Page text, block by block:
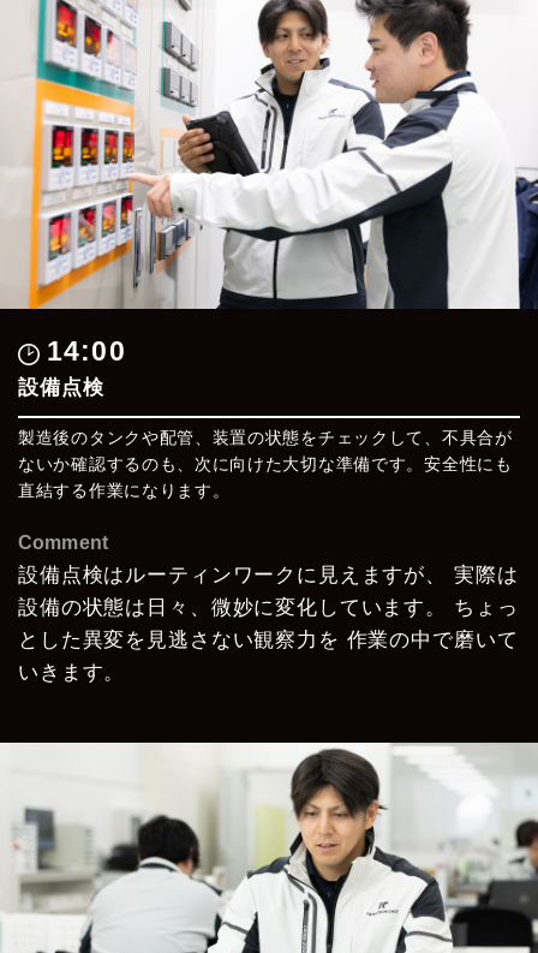
14:00
設備点検
製造後のタンクや配管、装置の状態をチェックして、不具合が
ないか確認するのも、次に向けた大切な準備です。安全性にも
直結する作業になります。
Comment
設備点検はルーティンワークに見えますが、
実際は
設備の状態は日々、微妙に変化しています。
ちょっ
とした異変を見逃さない観察力を 作業の中で磨いて
いきます。